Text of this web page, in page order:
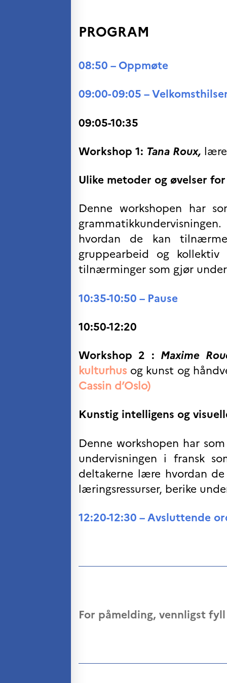
Cooperation
Åsgard
PHC Aurora
Stipender
FINA Award
Arrangementer
Science and Innovation
(CCFN)
SEPTENTRIONALES
Søk
etter:
PROGRAM
08:50 – Oppmøte
09:00-09:05 –
09:05-10:35
Workshop 1: Tana Roux,
Ulike metoder og øvelser
Denne workshopen har
hvordan de kan
gruppearbeid og
tilnærminger som gjør
10:35-10:50 – Pause
10:50-12:20
Workshop 2 : Maxime
kulturhus og kunst og
Cassin d’Oslo)
Kunstig intelligens og
Denne workshopen har
undervisningen i fransk
deltakerne lære hvordan
læringsressurser, berike
12:20-12:30 – Avsluttende
For påmelding, vennligst